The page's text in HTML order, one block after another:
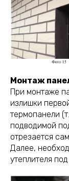
Монтаж
При монтаже
излишки
термопанели
подводимой
отрезается
Далее,
утеплителя